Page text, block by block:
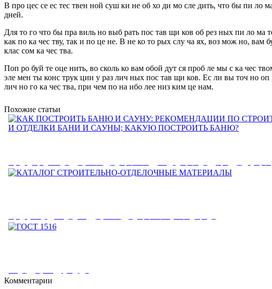
В про цес се ес тес твен ной суш ки не об хо ди мо сле дить, что бы пи
дней.
Для то го что бы пра виль но выб рать пос тав щи ков об рез ных пи ло ма
как по ка чес тву, так и по це не. В не ко то рых слу ча ях, воз мож но,
клас сом ка чес тва.
Поп ро буй те оце нить, во сколь ко вам обой дут ся проб ле мы с ка чес
эле мен ты конс трук ции у раз лич ных пос тав щи ков. Ес ли вы точ но
лич но го ка чес тва, при чем по на ибо лее низ ким це нам.
Похожие статьи
КАК ПОСТРОИТЬ БАНЮ И
И САУНЫ; КАКУЮ ПОСТРОИТЬ
КАК ПОСТРОИТЬ БАНЮ И САУНУ: РЕКОМЕНДАЦИИ ПО
ОТДЕЛКИ БАНИ И САУНЫ;...
КАТАЛОГ СТРОИТЕЛЬНО-
СТРОИТЕЛЬНО-ОТДЕЛОЧНЫЕ...
ГОСТ 1516
Комментарии